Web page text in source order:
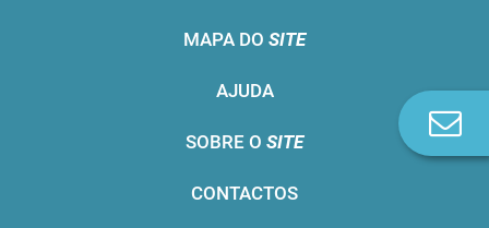
MAPA DO SITE
AJUDA
SOBRE O SITE
CONTACTOS